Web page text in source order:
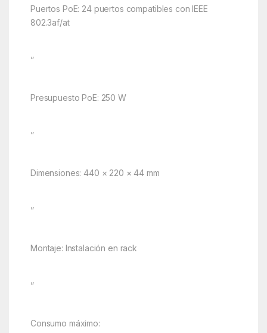
Puertos PoE: 24 puertos compatibles con IEEE
802.3af/at
”
Presupuesto PoE: 250 W
”
Dimensiones: 440 × 220 × 44 mm
”
Montaje: Instalación en rack
”
Consumo máximo: